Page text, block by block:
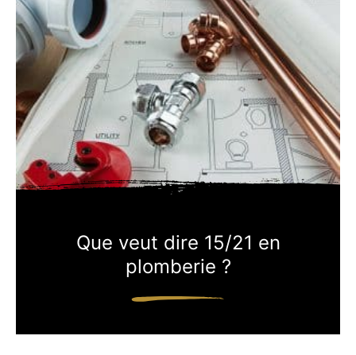
Que veut dire 15/21 en
plomberie ?